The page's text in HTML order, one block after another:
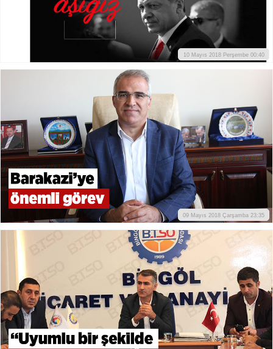
10 Mayıs 2018 Perşembe 00:40
09 Mayıs 2018 Çarşamba 23:35